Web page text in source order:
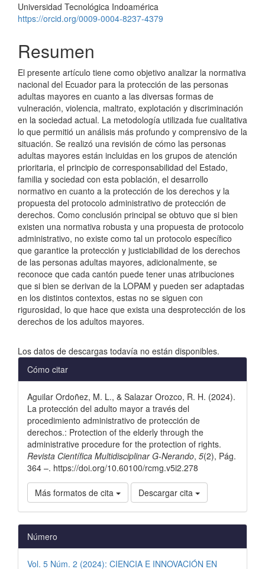
artículo
Universidad Tecnológica Indoamérica
https://orcid.org/0009-0004-8237-4379
Resumen
El presente artículo tiene como objetivo analizar la normativa
nacional del Ecuador para la protección de las personas
adultas mayores en cuanto a las diversas formas de
vulneración, violencia, maltrato, explotación y discriminación
en la sociedad actual. La metodología utilizada fue cualitativa
lo que permitió un análisis más profundo y comprensivo de la
situación. Se realizó una revisión de cómo las personas
adultas mayores están incluidas en los grupos de atención
prioritaria, el principio de corresponsabilidad del Estado,
familia y sociedad con esta población, el desarrollo
normativo en cuanto a la protección de los derechos y la
propuesta del protocolo administrativo de protección de
derechos. Como conclusión principal se obtuvo que si bien
existen una normativa robusta y una propuesta de protocolo
administrativo, no existe como tal un protocolo específico
que garantice la protección y justiciabilidad de los derechos
de las personas adultas mayores, adicionalmente, se
reconoce que cada cantón puede tener unas atribuciones
que si bien se derivan de la LOPAM y pueden ser adaptadas
en los distintos contextos, estas no se siguen con
rigurosidad, lo que hace que exista una desprotección de los
derechos de los adultos mayores.
Los datos de descargas todavía no están disponibles.
Detalles
del
artículo
Cómo citar
Aguilar Ordoñez, M. L., & Salazar Orozco, R. H. (2024).
La protección del adulto mayor a través del
procedimiento administrativo de protección de
derechos.: Protection of the elderly through the
administrative procedure for the protection of rights.
Revista Científica Multidisciplinar G-Nerando, 5(2), Pág.
364 –. https://doi.org/10.60100/rcmg.v5i2.278
Más formatos de cita Descargar cita
Número
Vol. 5 Núm. 2 (2024): CIENCIA E INNOVACIÓN EN